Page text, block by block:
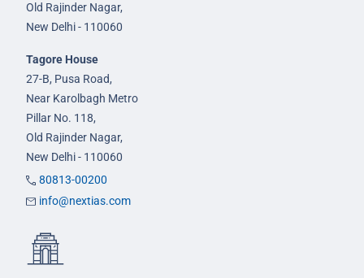
Old Rajinder Nagar,
New Delhi - 110060
Tagore House
27-B, Pusa Road,
Near Karolbagh Metro
Pillar No. 118,
Old Rajinder Nagar,
New Delhi - 110060
80813-00200
info@nextias.com